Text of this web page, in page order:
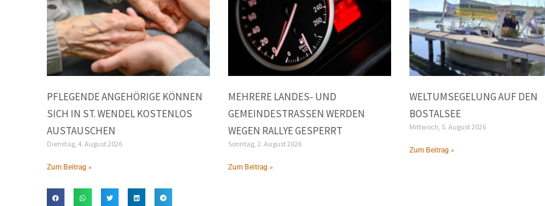
PFLEGENDE ANGEHÖRIGE KÖNNEN
SICH IN ST. WENDEL KOSTENLOS
AUSTAUSCHEN
Dienstag, 4. August 2026
Zum Beitrag »
MEHRERE LANDES- UND
GEMEINDESTRASSEN WERDEN W
EGEN RALLYE GESPERRT
Sonntag, 2. August 2026
Zum Beitrag »
WELTUMSEGELUNG AUF DEN
BOSTALSEE
Mittwoch, 5. August 2026
Zum Beitrag »